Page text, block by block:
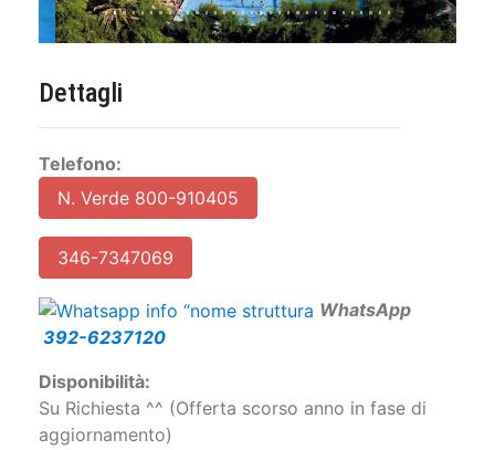
Dettagli
Telefono:
N. Verde 800-910405
346-7347069
WhatsApp
392-6237120
Disponibilità:
Su Richiesta ^^ (Offerta scorso anno in fase di
aggiornamento)